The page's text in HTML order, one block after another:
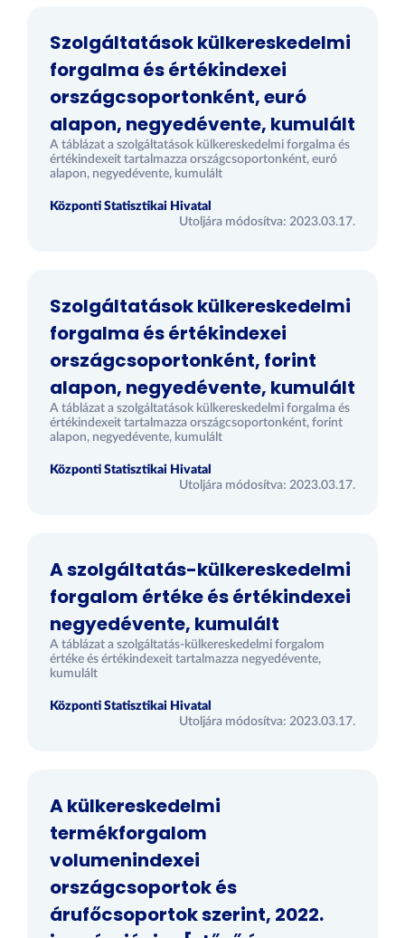
Szolgáltatások külkereskedelmi
forgalma és értékindexei
országcsoportonként, euró
alapon, negyedévente, kumulált
A táblázat a szolgáltatások külkereskedelmi forgalma és
értékindexeit tartalmazza országcsoportonként, euró
alapon, negyedévente, kumulált
Központi Statisztikai Hivatal
Utoljára módosítva: 2023.03.17.
Szolgáltatások külkereskedelmi
forgalma és értékindexei
országcsoportonként, forint
alapon, negyedévente, kumulált
A táblázat a szolgáltatások külkereskedelmi forgalma és
értékindexeit tartalmazza országcsoportonként, forint
alapon, negyedévente, kumulált
Központi Statisztikai Hivatal
Utoljára módosítva: 2023.03.17.
A szolgáltatás-külkereskedelmi
forgalom értéke és értékindexei
negyedévente, kumulált
A táblázat a szolgáltatás-külkereskedelmi forgalom
értéke és értékindexeit tartalmazza negyedévente,
kumulált
Központi Statisztikai Hivatal
Utoljára módosítva: 2023.03.17.
A külkereskedelmi
termékforgalom
volumenindexei
országcsoportok és
árufőcsoportok szerint, 2022.